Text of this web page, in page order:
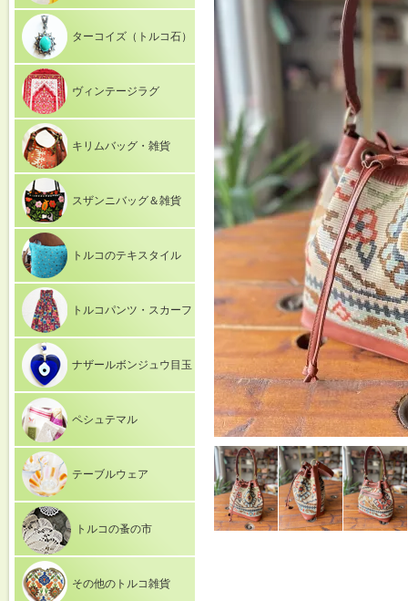
ターコイズ（トルコ石）
ヴィンテージラグ
キリムバッグ・雑貨
スザンニバッグ＆雑貨
トルコのテキスタイル
トルコパンツ・スカーフ
ナザールボンジュウ目玉
ペシュテマル
テーブルウェア
トルコの蚤の市
その他のトルコ雑貨